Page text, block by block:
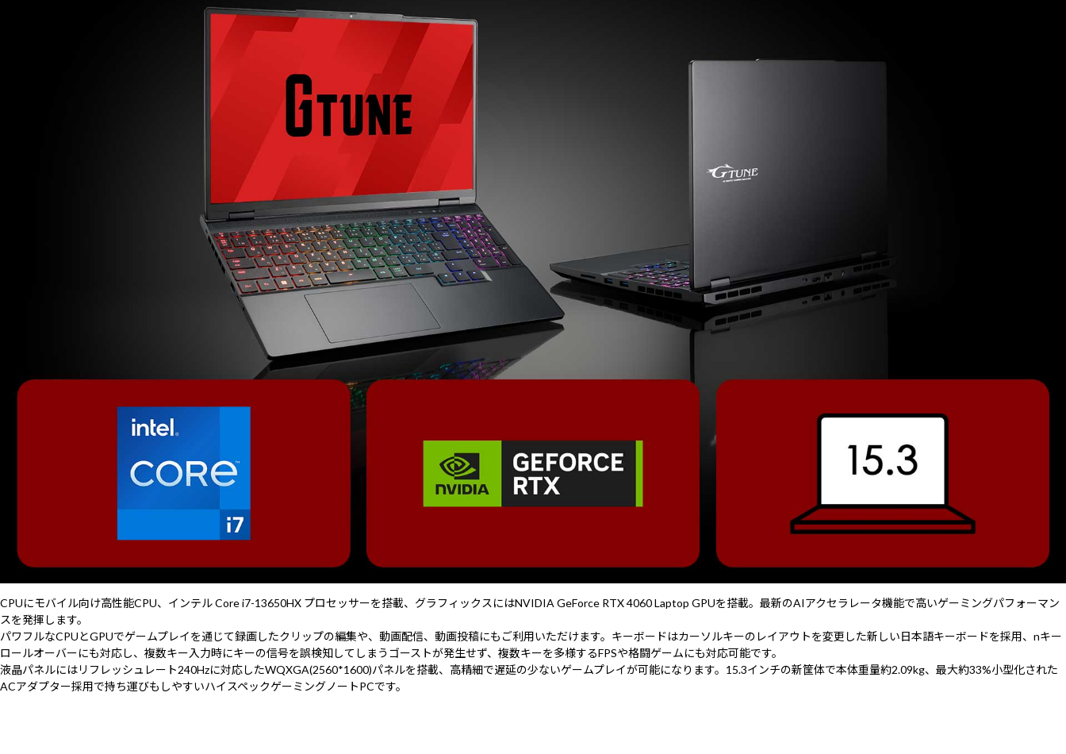
CPUにモバイル向け高性能CPU、インテル Core i7-13650HX プロセッサーを搭載、グラフィックスにはNVIDIA GeForce RTX 4060 Laptop GPUを搭載。最新のAIアクセラレータ機能で高いゲーミングパフォーマン
スを発揮します。
パワフルなCPUとGPUでゲームプレイを通じて録画したクリップの編集や、動画配信、動画投稿にもご利用いただけます。キーボードはカーソルキーのレイアウトを変更した新しい日本語キーボードを採用、nキー
ロールオーバーにも対応し、複数キー入力時にキーの信号を誤検知してしまうゴーストが発生せず、複数キーを多様するFPSや格闘ゲームにも対応可能です。
液晶パネルにはリフレッシュレート240Hzに対応したWQXGA(2560*1600)パネルを搭載、高精細で遅延の少ないゲームプレイが可能になります。15.3インチの新筐体で本体重量約2.09kg、最大約33%小型化された
ACアダプター採用で持ち運びもしやすいハイスペックゲーミングノートPCです。